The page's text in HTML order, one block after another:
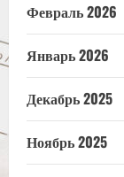
Февраль 2026
Январь 2026
Декабрь 2025
Ноябрь 2025